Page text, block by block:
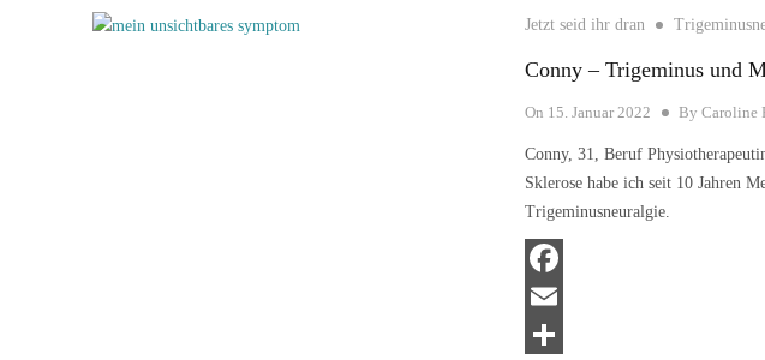
Jetzt seid ihr dran
Conny – Trigeminus und
On 15. Januar 2022 By Caroline
Conny, 31, Beruf
Sklerose habe ich seit 10 Jahren
Trigeminusneuralgie.
Facebook
Email